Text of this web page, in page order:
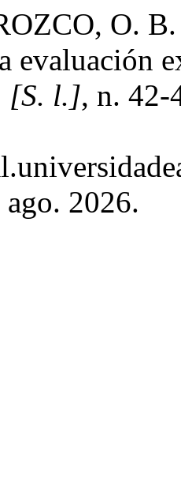
O.
evaluación
[S. l.], n. 42-
2026.